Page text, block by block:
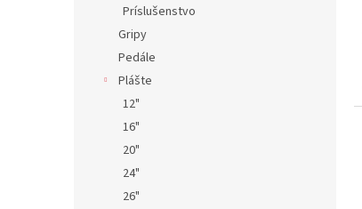
Príslušenstvo
Gripy
Pedále
Plášte
12"
16"
20"
24"
26"